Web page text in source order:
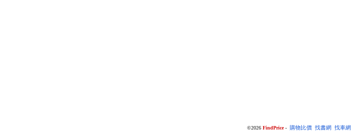
©2026 FindPrice- 購物比價 找書網 找車網